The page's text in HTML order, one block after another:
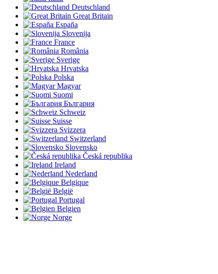
Deutschland
Great Britain
España
Slovenija
France
România
Sverige
Hrvatska
Polska
Magyar
Suomi
България
Schweiz
Suisse
Svizzera
Switzerland
Slovensko
Česká republika
Ireland
Nederland
Belgique
België
Portugal
Belgien
Norge